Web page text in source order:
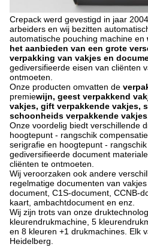
Crepack werd gevestigd in jaar
arbeiders en wij bezitten
automatische pouching machine en
het aanbieden van een grote
verpakking van vakjes en
gediversifieerde eisen van cliënten
ontmoeten.
Onze producten omvatten de
premiewijn, geest verpakkend
vakjes, gift verpakkende vakjes,
schoonheids verpakkende
Onze voordelig biedt verschillende
hoogtepunt - rangschik
serigrafie en hoogtepunt -
gediversifieerde document
cliënten te ontmoeten.
Wij veroorzaken ook andere
regelmatige documenten van
document, C1S-document, CCNB-
kaart, ambachtdocument en enz.
Wij zijn trots van onze
kleurendrukmachine, 5
en 8 kleuren +1 drukmachines. Elk
Heidelberg.